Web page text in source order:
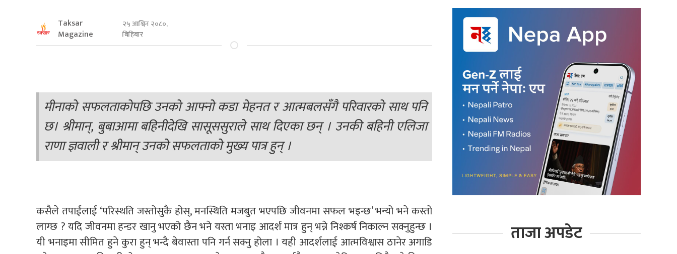
Taksar
Magazine
२५ आश्विन २०८०,
बिहिबार
मीनाको सफलताकोपछि उनको आफ्नो कडा मेहनत र आत्मबलसँगै परिवारको साथ पनि
छ। श्रीमान्, बुबाआमा बहिनीदेखि सासूससुराले साथ दिएका छन् । उनकी बहिनी एलिजा
राणा ज्ञवाली र श्रीमान् उनको सफलताको मुख्य पात्र हुन् ।
कसैले तपाईंलाई ‘परिस्थति जस्तोसुकै होस्, मनस्थिति मजबुत भएपछि जीवनमा सफल भइन्छ’ भन्यो भने कस्तो
लाग्छ ? यदि जीवनमा हन्डर खानु भएको छैन भने यस्ता भनाइ आदर्श मात्र हुन् भन्ने निश्कर्ष निकाल्न सक्नुहुन्छ ।
यी भनाइमा सीमित हुने कुरा हुन् भन्दै बेवास्ता पनि गर्न सक्नु होला । यही आदर्शलाई आत्मविश्वास ठानेर अगाडि
ताजा अपडेट